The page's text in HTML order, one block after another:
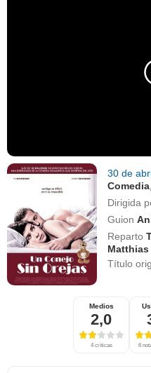
30 de
Comedia
Dirigida
Guion
Reparto
Título
Medios
2,0
4 críticas 6